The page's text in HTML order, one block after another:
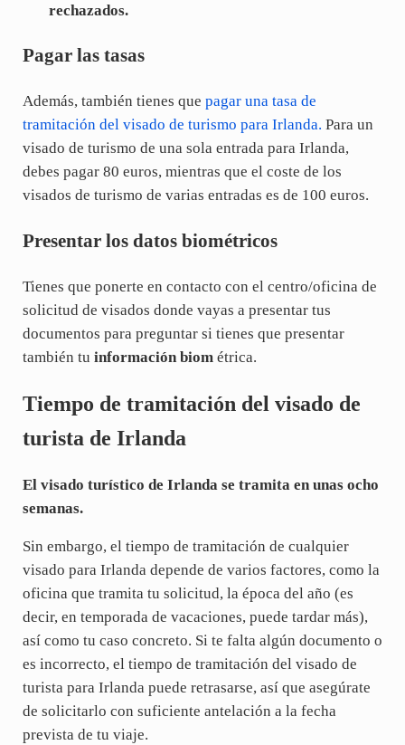
rechazados.
Pagar las tasas
Además, también tienes que pagar una tasa de
tramitación del visado de turismo para Irlanda. Para un
visado de turismo de una sola entrada para Irlanda,
debes pagar 80 euros, mientras que el coste de los
visados de turismo de varias entradas es de 100 euros.
Presentar los datos biométricos
Tienes que ponerte en contacto con el centro/oficina de
solicitud de visados donde vayas a presentar tus
documentos para preguntar si tienes que presentar
también tu información biom étrica.
Tiempo de tramitación del visado de
turista de Irlanda
El visado turístico de Irlanda se tramita en unas ocho
semanas.
Sin embargo, el tiempo de tramitación de cualquier
visado para Irlanda depende de varios factores, como la
oficina que tramita tu solicitud, la época del año (es
decir, en temporada de vacaciones, puede tardar más),
así como tu caso concreto. Si te falta algún documento o
es incorrecto, el tiempo de tramitación del visado de
turista para Irlanda puede retrasarse, así que asegúrate
de solicitarlo con suficiente antelación a la fecha
prevista de tu viaje.